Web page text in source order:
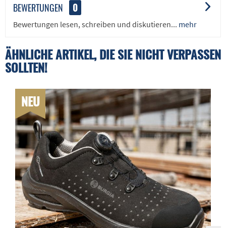
BEWERTUNGEN 0
Bewertungen lesen, schreiben und diskutieren... mehr
ÄHNLICHE ARTIKEL, DIE SIE NICHT VERPASSEN
SOLLTEN!
NEU